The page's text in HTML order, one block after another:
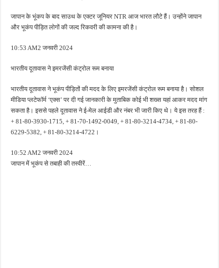
जापान के भूंकप के बाद साउथ के एक्टर जूनियर NTR आज भारत लौटे हैं। उन्होंने जापान
और भूकंप पीड़ित लोगों की जल्द रिकवरी की कामना की है।
10:53 AM2 जनवरी 2024
भारतीय दूतावास ने इमरजेंसी कंट्रोल रूम बनाया
भारतीय दूतावास ने भूकंप पीड़ितों की मदद के लिए इमरजेंसी कंट्रोल रूम बनाया है। सोशल
मीडिया प्लटेफॉर्म ‘एक्स’ पर दी गई जानकारी के मुताबिक कोई भी शख्स यहां आकर मदद मांग
सकता है। इससे पहले दूतावास ने ई-मेल आईडी और नंबर भी जारी किए थे। ये इस तरह हैं :
+ 81-80-3930-1715, + 81-70-1492-0049, + 81-80-3214-4734, + 81-80-
6229-5382, + 81-80-3214-4722।
10:52 AM2 जनवरी 2024
जापान में भूकंप से तबाही की तस्वीरें…